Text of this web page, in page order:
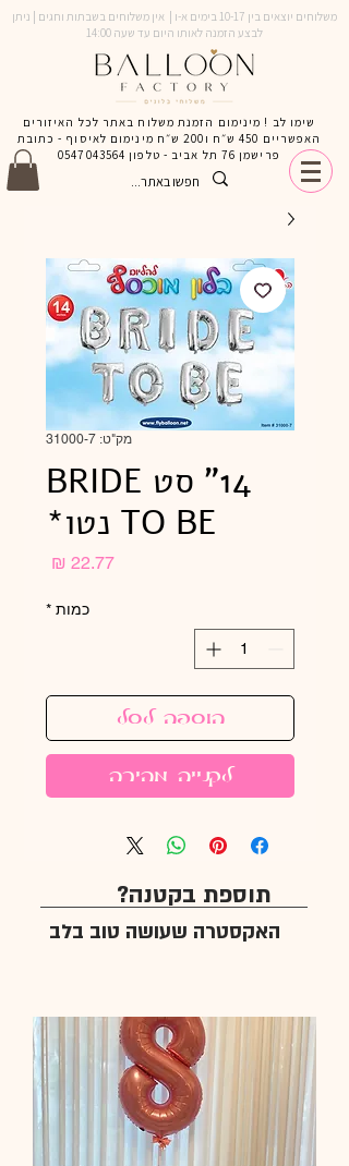
משלוחים יוצאים בין 10-17 בימים א-ו | אין משלוחים בשבתות וחגים | ניתן
לבצע הזמנה לאותו היום עד שעה 14:00
שימו לב ! מינימום הזמנת משלוח באתר לכל האיזורים
האפשריים 450 ש״ח ו200 ש״ח מינימום לאיסוף - כתובת
פרישמן 76 תל אביב - טלפון
0547043564
מק"ט: 31000-7
14" סט BRIDE
TO BE נטו*
כמות *
הוספה לסל
לקנייה מהירה
תוספת בקטנה?
האקסטרה שעושה טוב בלב